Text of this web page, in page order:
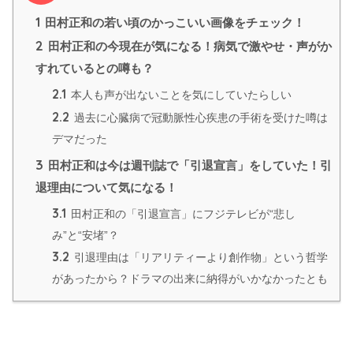
1 田村正和の若い頃のかっこいい画像をチェック！
2 田村正和の今現在が気になる！病気で激やせ・声がか
すれているとの噂も？
2.1 本人も声が出ないことを気にしていたらしい
2.2 過去に心臓病で冠動脈性心疾患の手術を受けた噂は
デマだった
3 田村正和は今は週刊誌で「引退宣言」をしていた！引
退理由について気になる！
3.1 田村正和の「引退宣言」にフジテレビが“悲し
み”と“安堵”？
3.2 引退理由は「リアリティーより創作物」という哲学
があったから？ドラマの出来に納得がいかなかったとも